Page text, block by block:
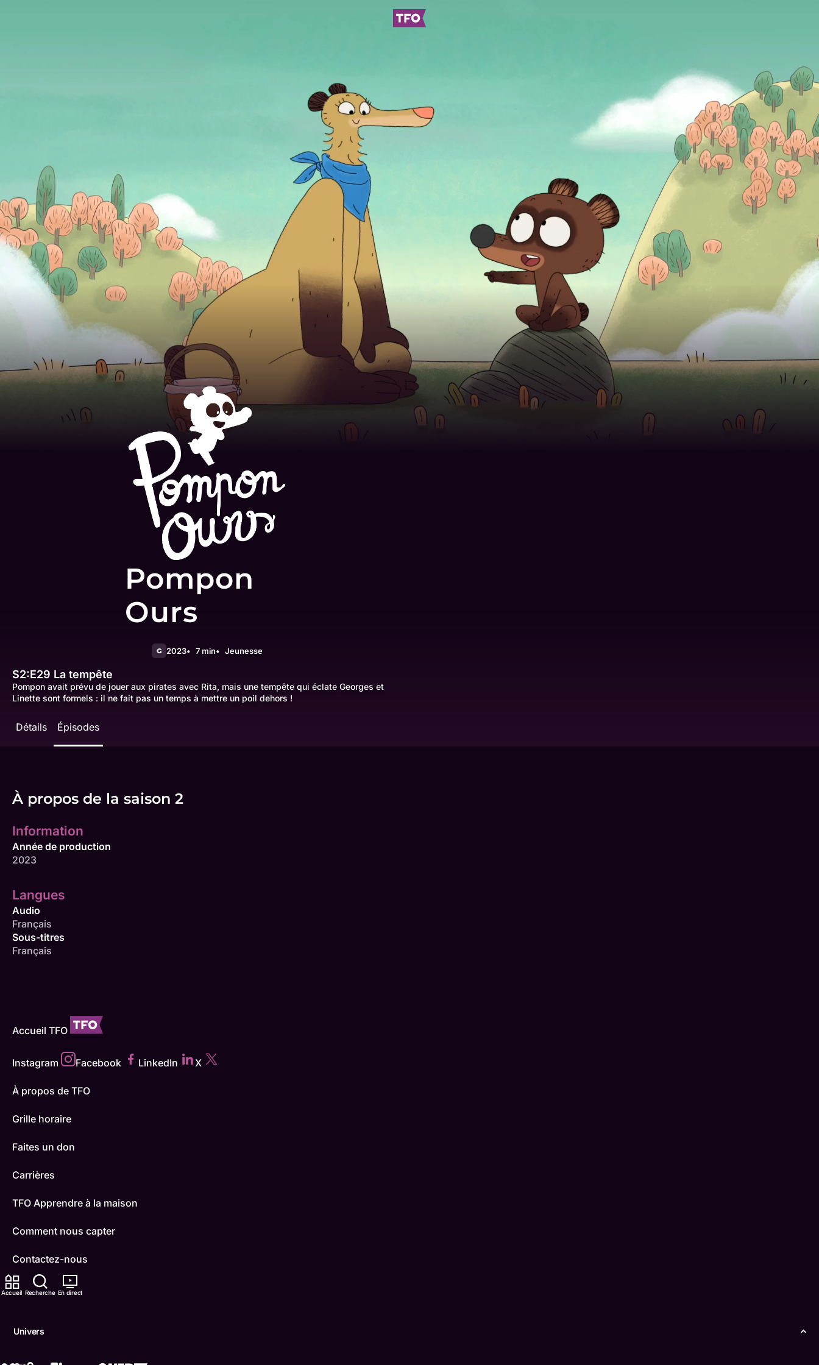
Accueil Recherche En direct
Univers
Pompon
Ours
G 2023 7 min Jeunesse
S2:E29 La tempête
Pompon avait prévu de jouer aux pirates avec Rita, mais une tempête qui éclate Georges et
Linette sont formels : il ne fait pas un temps à mettre un poil dehors !
Détails Épisodes
À propos de la saison 2
Information
Année de production
2023
Langues
Audio
Français
Sous-titres
Français
Accueil TFO
Instagram Facebook LinkedIn X
À propos de TFO
Grille horaire
Faites un don
Carrières
TFO Apprendre à la maison
Comment nous capter
Contactez-nous
ONFR